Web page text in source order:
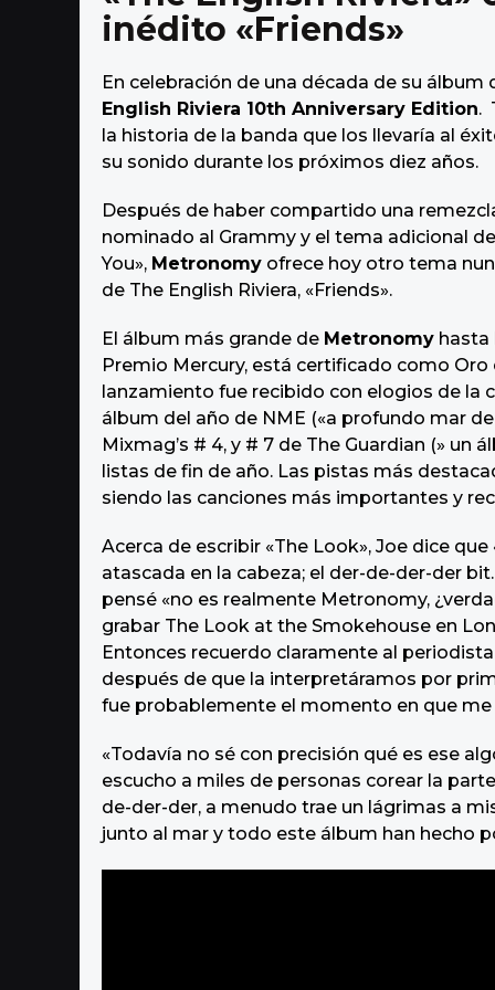
o
inédito «Friends»
En celebración de una década de su álbum
English Riviera 10th Anniversary Edition.
la historia de la banda que los llevaría al
su sonido durante los próximos diez años.
Después de haber compartido una
nominado al Grammy y el tema adicional
You», Metronomy ofrece hoy otro tema
de The English Riviera, «Friends».
El álbum más grande de Metronomy hasta
Premio Mercury, está certificado como Oro
lanzamiento fue recibido con elogios de la
álbum del año de NME («a profundo mar de
Mixmag’s # 4, y # 7 de The Guardian (» un
listas de fin de año. Las pistas más
siendo las canciones más importantes y
Acerca de escribir «The Look», Joe dice
atascada en la cabeza; el der-de-der-der
pensé «no es realmente Metronomy,
grabar The Look at the Smokehouse en
Entonces recuerdo claramente al
después de que la interpretáramos por
fue probablemente el momento en que
«Todavía no sé con precisión qué es ese
escucho a miles de personas corear la
de-der-der, a menudo trae un lágrimas a
junto al mar y todo este álbum han hecho